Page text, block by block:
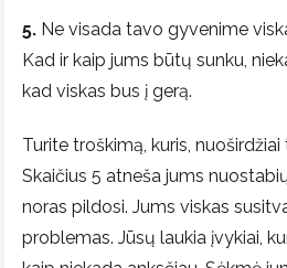
5. Ne visada tavo gyvenime
Kad ir kaip jums būtų sunku,
kad viskas bus į gerą.
Turite troškimą, kuris, nuoširdžiai
Skaičius 5 atneša jums
noras pildosi. Jums viskas
problemas. Jūsų laukia įvykiai,